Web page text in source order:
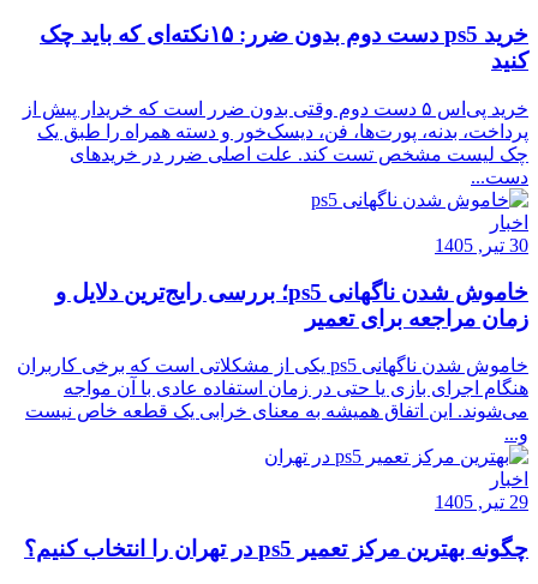
خرید ps5 دست دوم بدون ضرر: ۱۵نکته‌ای که باید چک
کنید
خرید پی‌اس ۵ دست دوم وقتی بدون ضرر است که خریدار پیش از
پرداخت، بدنه، پورت‌ها، فن، دیسک‌خور و دسته همراه را طبق یک
چک‌ لیست مشخص تست کند. علت اصلی ضرر در خریدهای
دست...
اخبار
30 تیر, 1405
خاموش شدن ناگهانی ps5؛ بررسی رایج‌ترین دلایل و
زمان مراجعه برای تعمیر
خاموش شدن ناگهانی ps5 یکی از مشکلاتی است که برخی کاربران
هنگام اجرای بازی یا حتی در زمان استفاده عادی با آن مواجه
می‌شوند. این اتفاق همیشه به معنای خرابی یک قطعه خاص نیست
و...
اخبار
29 تیر, 1405
چگونه بهترین مرکز تعمیر ps5 در تهران را انتخاب کنیم؟